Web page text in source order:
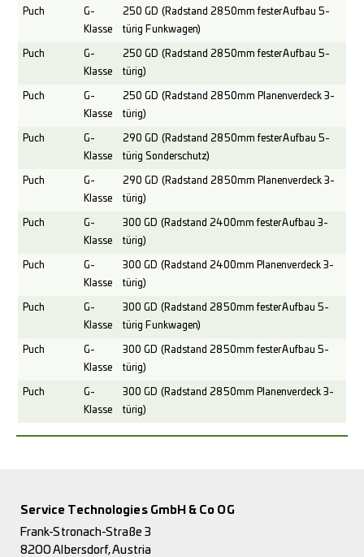
Puch
G-
Klasse
250 GD (Radstand 2850mm fester Aufbau 5-
türig Funkwagen)
Puch
G-
Klasse
250 GD (Radstand 2850mm fester Aufbau 5-
türig)
Puch
G-
Klasse
250 GD (Radstand 2850mm Planenverdeck 3-
türig)
Puch
G-
Klasse
290 GD (Radstand 2850mm fester Aufbau 5-
türig Sonderschutz)
Puch
G-
Klasse
290 GD (Radstand 2850mm Planenverdeck 3-
türig)
Puch
G-
Klasse
300 GD (Radstand 2400mm fester Aufbau 3-
türig)
Puch
G-
Klasse
300 GD (Radstand 2400mm Planenverdeck 3-
türig)
Puch
G-
Klasse
300 GD (Radstand 2850mm fester Aufbau 5-
türig Funkwagen)
Puch
G-
Klasse
300 GD (Radstand 2850mm fester Aufbau 5-
türig)
Puch
G-
Klasse
300 GD (Radstand 2850mm Planenverdeck 3-
türig)
Service Technologies GmbH & Co OG
Frank-Stronach-Straße 3
8200 Albersdorf, Austria